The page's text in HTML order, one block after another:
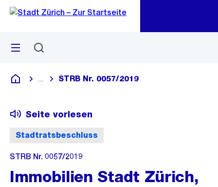
Navigation
Sprunglink
Menü
Deutsch
Blende alle Breadcrumbs ein
STRB Nr. 0057/2019
Stadtratsbeschluss
Seite vorlesen
STRB Nr. 0057/2019
Immobilien Stadt Zürich,